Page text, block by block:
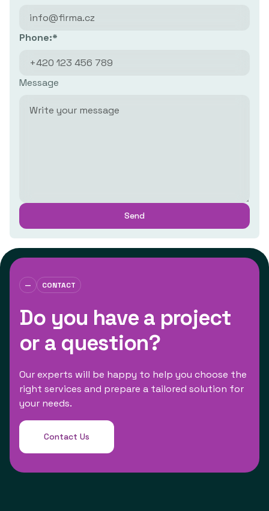
Phone:*
Message
— CONTACT
Do you have a project
or a question?
Our experts will be happy to help you choose the
right services and prepare a tailored solution for
your needs.
Contact Us